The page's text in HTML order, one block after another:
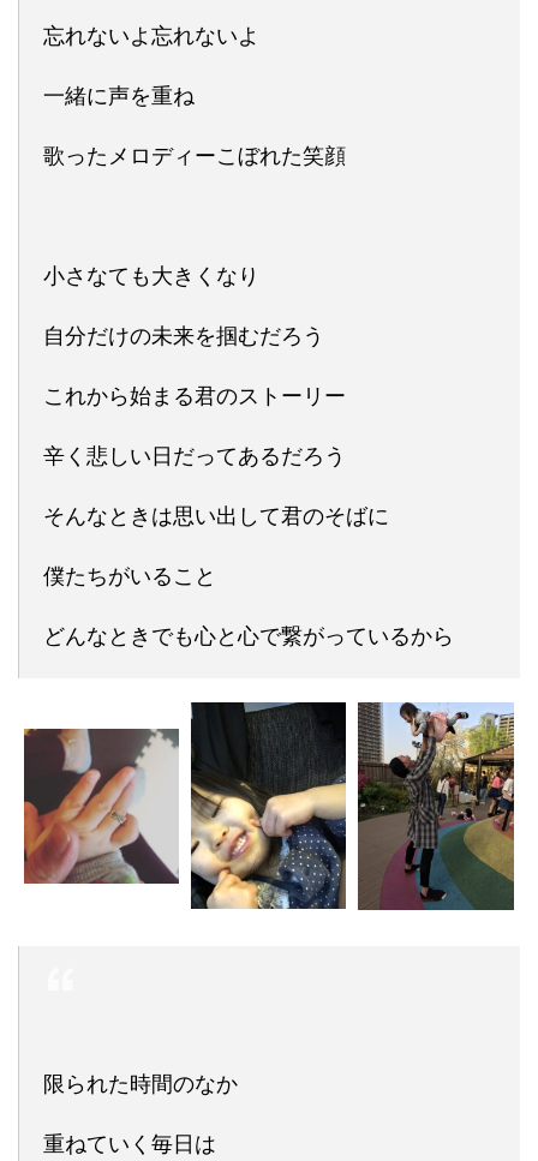
忘れないよ忘れないよ
一緒に声を重ね
歌ったメロディーこぼれた笑顔
小さなても大きくなり
自分だけの未来を掴むだろう
これから始まる君のストーリー
辛く悲しい日だってあるだろう
そんなときは思い出して君のそばに
僕たちがいること
どんなときでも心と心で繋がっているから
限られた時間のなか
重ねていく毎日は